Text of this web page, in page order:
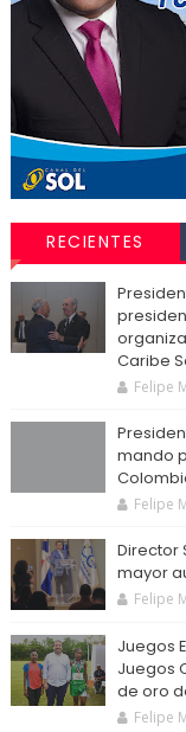
RECIENTES
Caribe
Felipe
mando
Felipe
Director
mayor
Felipe
Juegos
Juegos
de oro
Felipe